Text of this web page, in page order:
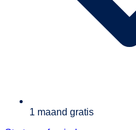
1 maand gratis